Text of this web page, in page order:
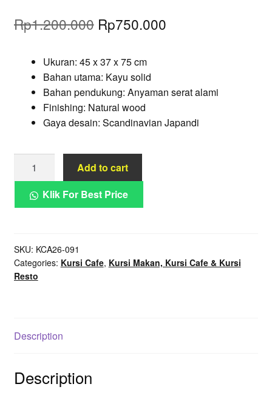
Rp1.200.000 Original
was:
Rp1.200.000.
Rp750.000Current
Rp750.000.
Ukuran: 45 x 37 x 75 cm
Bahan utama: Kayu solid
Bahan pendukung: Anyaman serat alami
Finishing: Natural wood
Gaya desain: Scandinavian Japandi
Makan
Scandinavian
Anyaman
quantity
Add to cart
Klik For Best Price
SKU: KCA26-091
Categories: Kursi Cafe, Kursi Makan, Kursi Cafe & Kursi
Resto
Description
Description